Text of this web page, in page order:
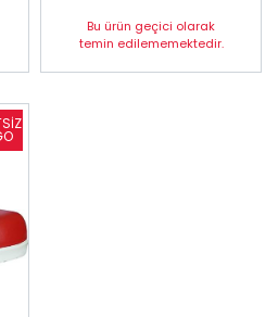
Bu ürün geçici olarak
temin edilememektedir.